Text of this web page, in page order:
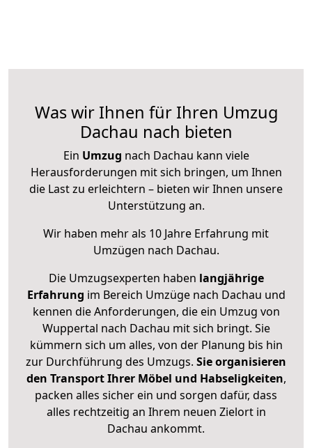
Was wir Ihnen für Ihren Umzug
Dachau nach bieten
Ein Umzug nach Dachau kann viele
Herausforderungen mit sich bringen, um Ihnen
die Last zu erleichtern – bieten wir Ihnen unsere
Unterstützung an.
Wir haben mehr als 10 Jahre Erfahrung mit
Umzügen nach Dachau.
Die Umzugsexperten haben langjährige
Erfahrung im Bereich Umzüge nach Dachau und
kennen die Anforderungen, die ein Umzug von
Wuppertal nach Dachau mit sich bringt. Sie
kümmern sich um alles, von der Planung bis hin
zur Durchführung des Umzugs. Sie organisieren
den Transport Ihrer Möbel und Habseligkeiten,
packen alles sicher ein und sorgen dafür, dass
alles rechtzeitig an Ihrem neuen Zielort in
Dachau ankommt.